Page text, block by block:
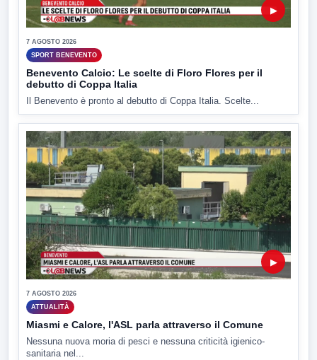
▶
7 AGOSTO 2026
SPORT BENEVENTO
Benevento Calcio: Le scelte di Floro Flores per il
debutto di Coppa Italia
Il Benevento è pronto al debutto di Coppa Italia. Scelte...
▶
7 AGOSTO 2026
ATTUALITÀ
Miasmi e Calore, l'ASL parla attraverso il Comune
Nessuna nuova moria di pesci e nessuna criticità igienico-
sanitaria nel...